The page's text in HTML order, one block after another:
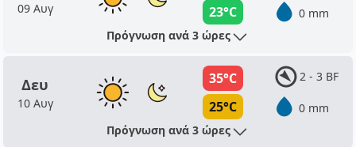
09 Αυγ
23°C
0 mm
Πρόγνωση ανά 3 ώρες
Δευ
10 Αυγ
35°C
25°C
2 - 3 BF
0 mm
Πρόγνωση ανά 3 ώρες